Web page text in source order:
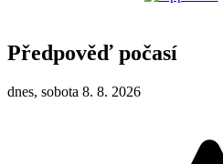
Předpověď počasí
dnes, sobota 8. 8. 2026